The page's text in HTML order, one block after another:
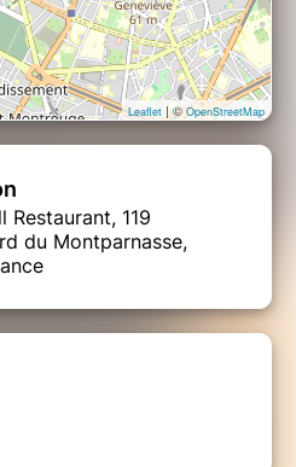
Leaflet | ©OpenStreetMap
Restaurant, 119
du Montparnasse,